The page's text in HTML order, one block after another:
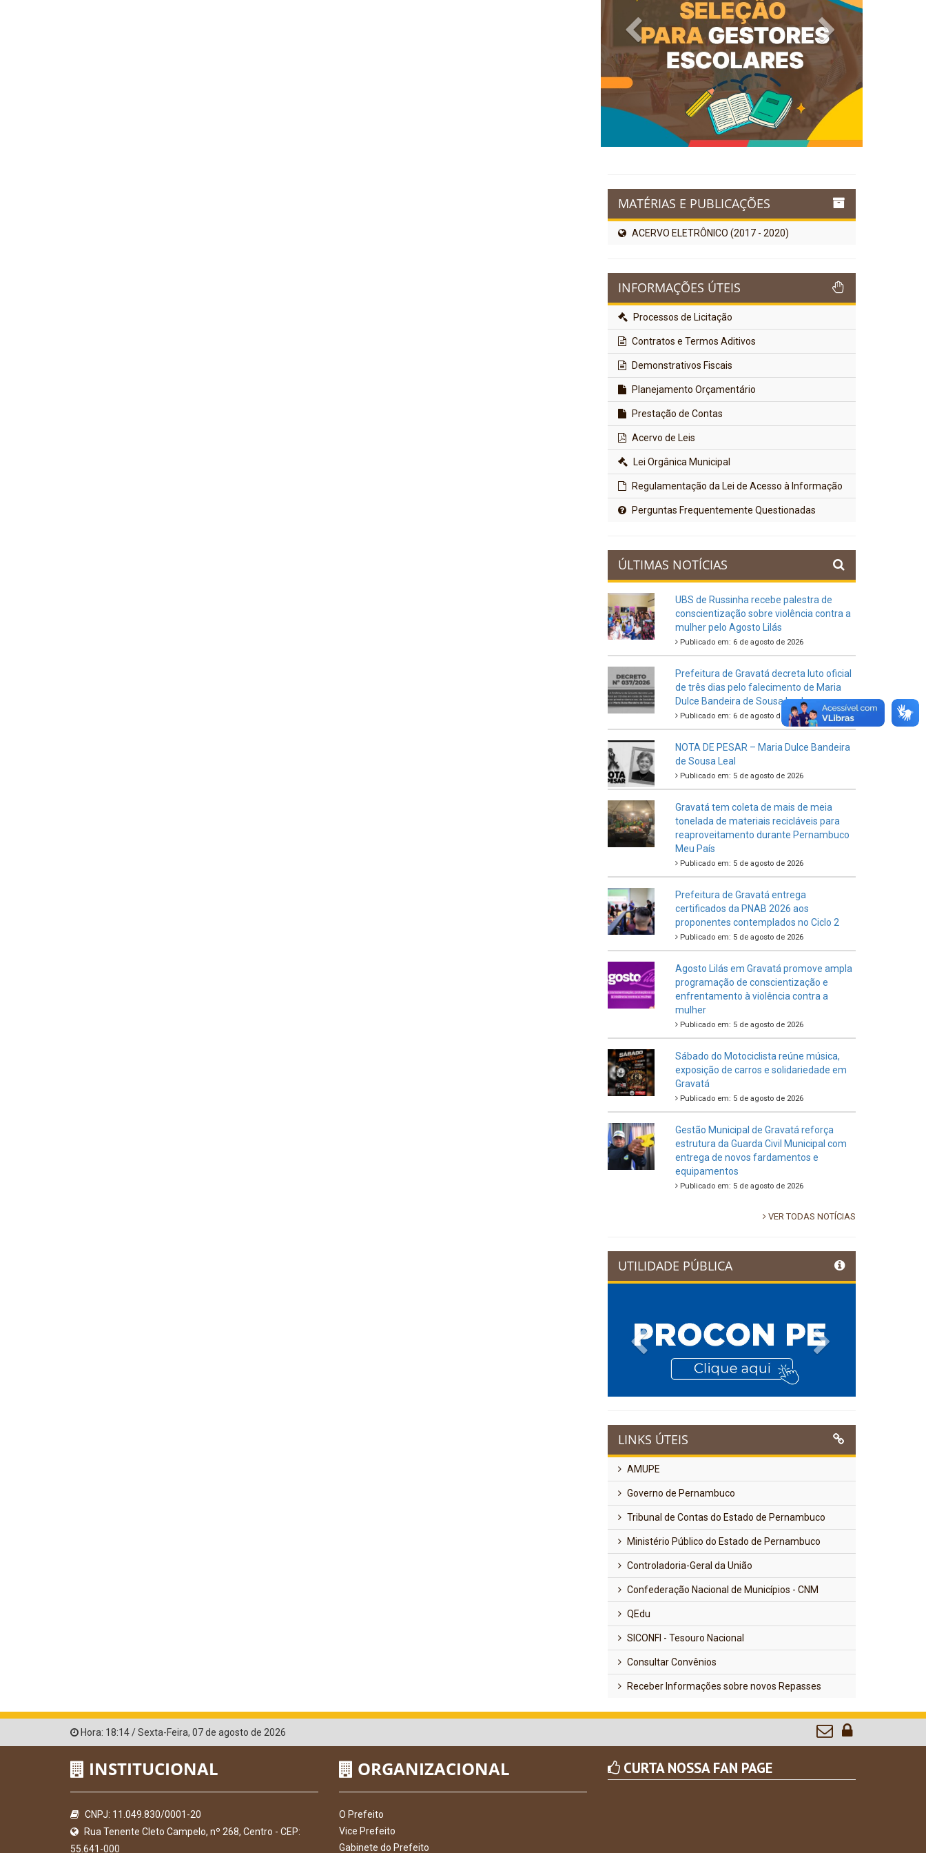
Previous Next
MATÉRIAS E PUBLICAÇÕES
ACERVO ELETRÔNICO (2017 - 2020)
INFORMAÇÕES ÚTEIS
Processos de Licitação
Contratos e Termos Aditivos
Demonstrativos Fiscais
Planejamento Orçamentário
Prestação de Contas
Acervo de Leis
Lei Orgânica Municipal
Regulamentação da Lei de Acesso à Informação
Perguntas Frequentemente Questionadas
ÚLTIMAS NOTÍCIAS
UBS de Russinha recebe palestra de
conscientização sobre violência contra a
mulher pelo Agosto Lilás
Publicado em: 6 de agosto de 2026
Prefeitura de Gravatá decreta luto oficial
de três dias pelo falecimento de Maria
Dulce Bandeira de Sousa Leal
Publicado em: 6 de agosto de 2026
NOTA DE PESAR – Maria Dulce Bandeira
de Sousa Leal
Publicado em: 5 de agosto de 2026
Gravatá tem coleta de mais de meia
tonelada de materiais recicláveis para
reaproveitamento durante Pernambuco
Meu País
Publicado em: 5 de agosto de 2026
Prefeitura de Gravatá entrega
certificados da PNAB 2026 aos
proponentes contemplados no Ciclo 2
Publicado em: 5 de agosto de 2026
Agosto Lilás em Gravatá promove ampla
programação de conscientização e
enfrentamento à violência contra a
mulher
Publicado em: 5 de agosto de 2026
Sábado do Motociclista reúne música,
exposição de carros e solidariedade em
Gravatá
Publicado em: 5 de agosto de 2026
Gestão Municipal de Gravatá reforça
estrutura da Guarda Civil Municipal com
entrega de novos fardamentos e
equipamentos
Publicado em: 5 de agosto de 2026
VER TODAS NOTÍCIAS
UTILIDADE PÚBLICA
Previous
LINKS ÚTEIS
AMUPE
Governo de Pernambuco
Tribunal de Contas do Estado de Pernambuco
Ministério Público do Estado de Pernambuco
Controladoria-Geral da União
Confederação Nacional de Municípios - CNM
QEdu
SICONFI - Tesouro Nacional
Consultar Convênios
Receber Informações sobre novos Repasses
Hora: 18:14/Sexta-Feira, 07 de agosto de 2026
INSTITUCIONAL
CNPJ: 11.049.830/0001-20
Rua Tenente Cleto Campelo, nº 268, Centro - CEP:
55.641-000
ORGANIZACIONAL
O Prefeito
Vice Prefeito
Gabinete do Prefeito
CURTA NOSSA FAN PAGE